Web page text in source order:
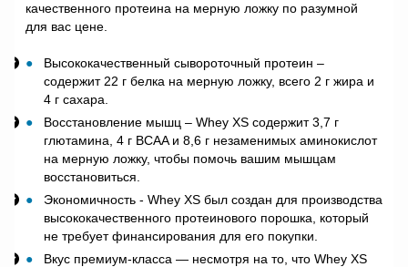
качественного протеина на мерную ложку по разумной
для вас цене.
Высококачественный сывороточный протеин –
содержит 22 г белка на мерную ложку, всего 2 г жира и
4 г сахара.
Восстановление мышц – Whey XS содержит 3,7 г
глютамина, 4 г BCAA и 8,6 г незаменимых аминокислот
на мерную ложку, чтобы помочь вашим мышцам
восстановиться.
Экономичность - Whey XS был создан для производства
высококачественного протеинового порошка, который
не требует финансирования для его покупки.
Вкус премиум-класса — несмотря на то, что Whey XS